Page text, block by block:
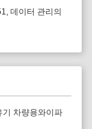
데이터 관리의
기 차량용와이파